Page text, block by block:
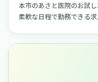
本市のあさと医院のお試
柔軟な日程で勤務できる